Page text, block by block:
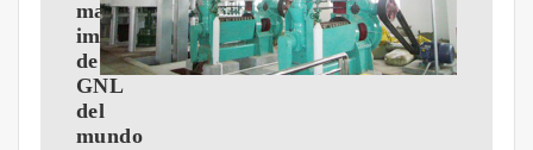
mayor
importador
de
GNL
del
mundo